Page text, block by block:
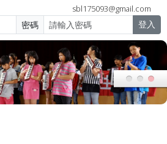
sbl175093@gmail.com
密碼 登入